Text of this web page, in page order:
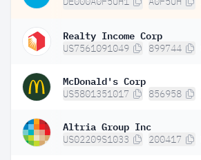
Realty Income Corp
US7561091049 899744
McDonald's Corp
US5801351017 856958
Altria Group Inc
US02209S1033 200417